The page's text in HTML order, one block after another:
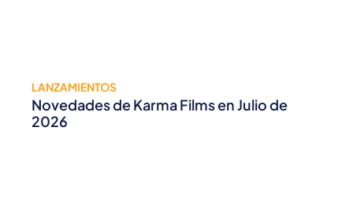
LANZAMIENTOS
Novedades de Karma Films en Julio de
2026